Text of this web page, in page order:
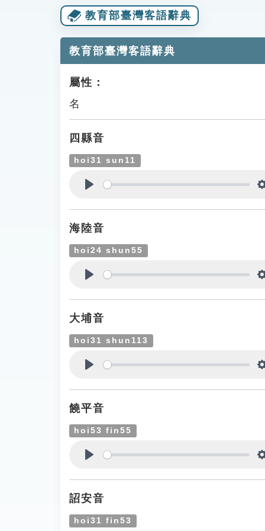
教育部臺灣客語辭典
教育部臺灣客語辭典
屬性：
名
四縣音
hoi31 sun11
海陸音
hoi24 shun55
大埔音
hoi31 shun113
饒平音
hoi53 fin55
詔安音
hoi31 fin53